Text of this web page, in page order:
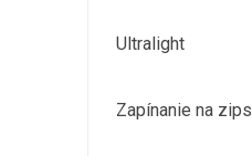
Ultralight
Zapínanie na zips